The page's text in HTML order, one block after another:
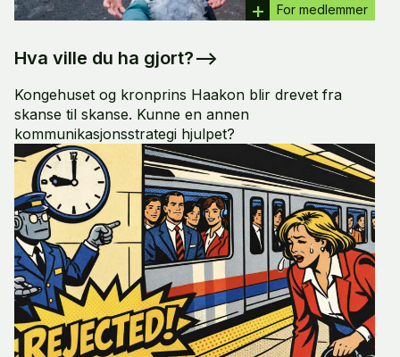
For medlemmer
Hva ville du ha gjort?–>
Kongehuset og kronprins Haakon blir drevet fra
skanse til skanse. Kunne en annen
kommunikasjonsstrategi hjulpet?